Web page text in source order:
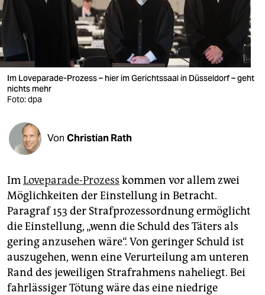
verlag
verlag
veranstaltungen
fragen & hilfe
abo
genossenschaft
epaper login
Im Loveparade-Prozess – hier im Gerichtssaal in Düsseldorf – geht
nichts mehr
Foto: dpa
Von Christian Rath
ImLoveparade-Prozess kommen vor allem zwei
Möglichkeiten der Einstellung in Betracht.
Paragraf 153 der Strafprozessordnung ermöglicht
die Einstellung, „wenn die Schuld des Täters als
gering anzusehen wäre“. Von geringer Schuld ist
auszugehen, wenn eine Verurteilung am unteren
Rand des jeweiligen Strafrahmens naheliegt. Bei
fahrlässiger Tötung wäre das eine niedrige